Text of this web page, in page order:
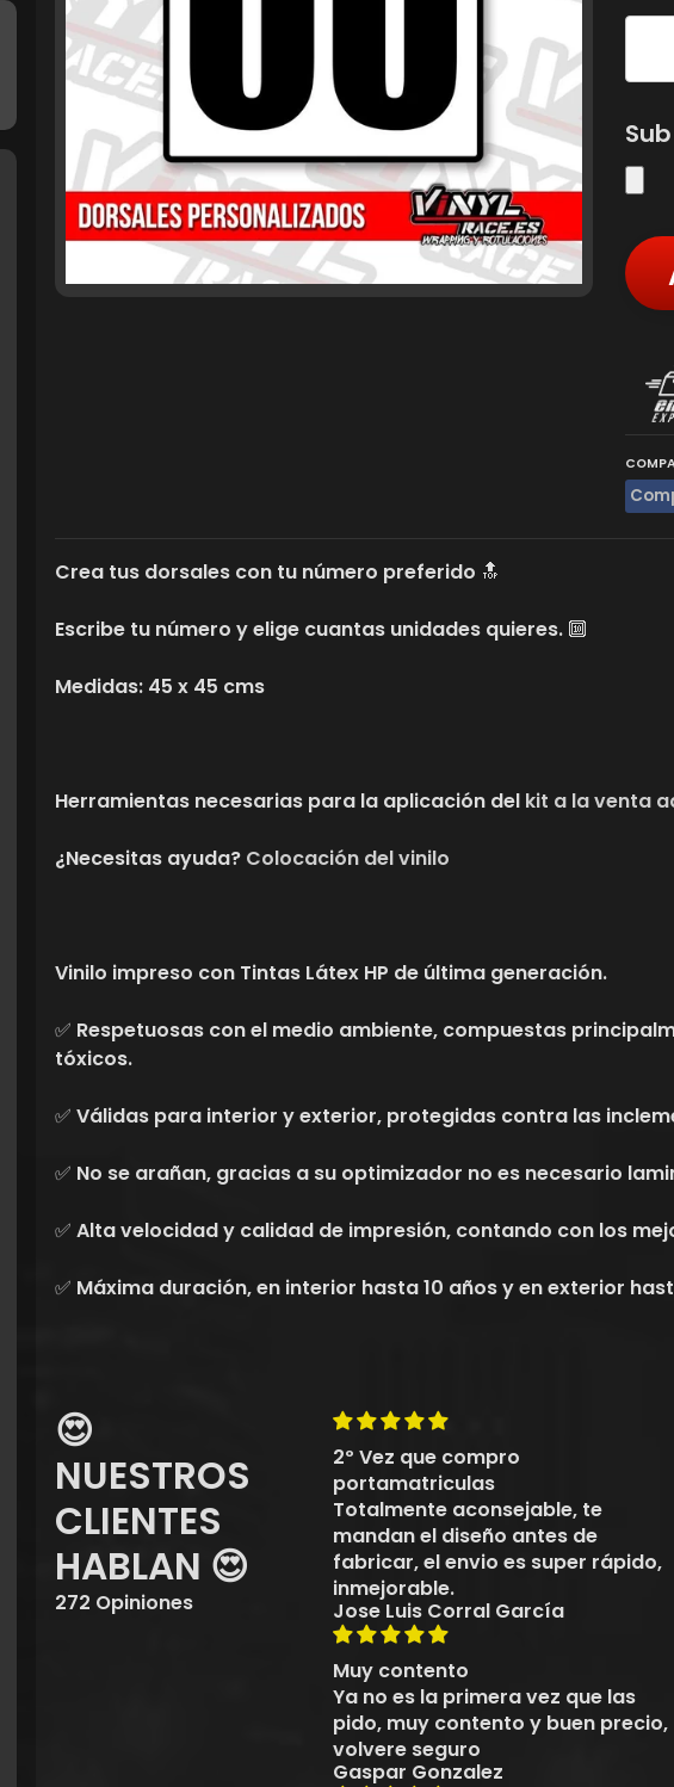
Crea tus dorsales con tu número preferido 🔝
Escribe tu número y elige cuantas unidades quieres. 🔟
Medidas: 45 x 45 cms
Herramientas necesarias para la aplicación del kit a la venta
¿Necesitas ayuda? Colocación del vinilo
Vinilo impreso con Tintas Látex HP de última generación.
✅ Respetuosas con el medio ambiente, compuestas
tóxicos.
✅ Válidas para interior y exterior, protegidas contra las
✅ No se arañan, gracias a su optimizador no es necesario
✅ Alta velocidad y calidad de impresión, contando con los
✅ Máxima duración, en interior hasta 10 años y en exterior
😍
NUESTROS
CLIENTES
HABLAN 😍
272 Opiniones
2º Vez que compro
portamatriculas
Totalmente aconsejable, te
mandan el diseño antes de
fabricar, el envio es super rápido,
inmejorable.
Jose Luis Corral García
Muy contento
Ya no es la primera vez que las
pido, muy contento y buen precio,
volvere seguro
Gaspar Gonzalez